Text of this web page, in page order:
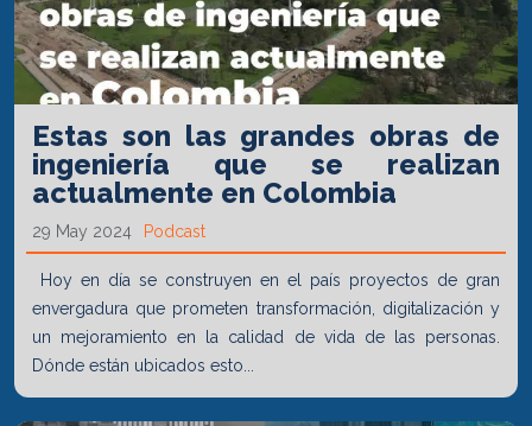
Estas son las grandes obras de
ingeniería que se realizan
actualmente en Colombia
29 May 2024 Podcast
Hoy en día se construyen en el país proyectos de gran
envergadura que prometen transformación, digitalización y
un mejoramiento en la calidad de vida de las personas.
Dónde están ubicados esto...